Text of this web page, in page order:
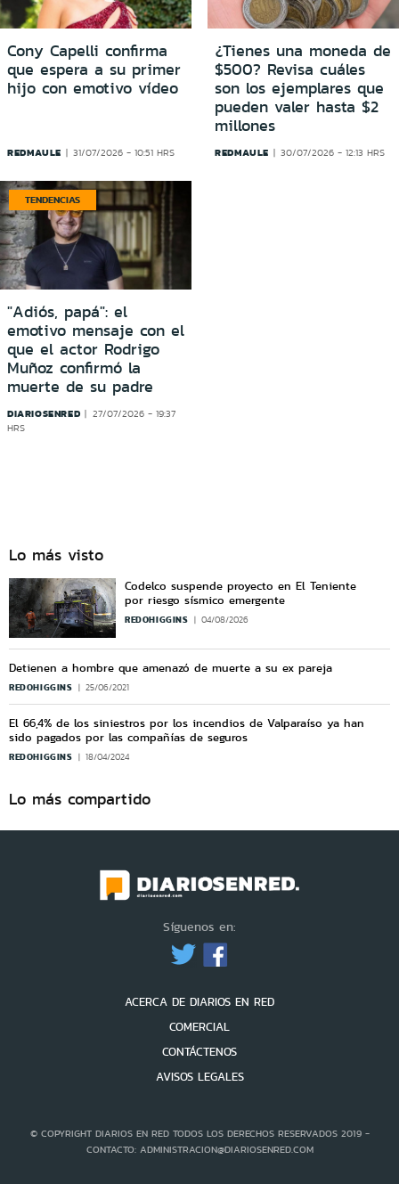
Cony Capelli confirma
que espera a su primer
hijo con emotivo vídeo
REDMAULE 31/07/2026 - 10:51 HRS
¿Tienes una moneda de
$500? Revisa cuáles
son los ejemplares que
pueden valer hasta $2
millones
REDMAULE 30/07/2026 - 12:13 HRS
TENDENCIAS
"Adiós, papá": el
emotivo mensaje con el
que el actor Rodrigo
Muñoz confirmó la
muerte de su padre
DIARIOSENRED
27/07/2026 - 19:37
HRS
Lo más visto
Codelco suspende proyecto en El Teniente
por riesgo sísmico emergente
REDOHIGGINS 04/08/2026
Detienen a hombre que amenazó de muerte a su ex pareja
REDOHIGGINS 25/06/2021
El 66,4% de los siniestros por los incendios de Valparaíso ya han
sido pagados por las compañías de seguros
REDOHIGGINS 18/04/2024
Lo más compartido
Síguenos en:
ACERCA DE DIARIOS EN RED
COMERCIAL
CONTÁCTENOS
AVISOS LEGALES
© COPYRIGHT DIARIOS EN RED TODOS LOS DERECHOS RESERVADOS 2019 -
CONTACTO: ADMINISTRACION@DIARIOSENRED.COM